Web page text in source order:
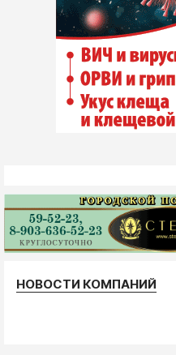
НОВОСТИ КОМПАНИЙ